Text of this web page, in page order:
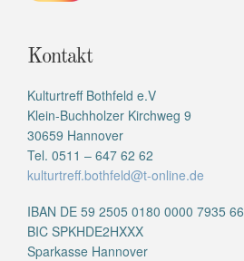
Kontakt
Kulturtreff Bothfeld e.V
Klein-Buchholzer Kirchweg 9
30659 Hannover
Tel. 0511 – 647 62 62
kulturtreff.bothfeld@t-online.de
IBAN DE 59 2505 0180 0000 7935 66
BIC SPKHDE2HXXX
Sparkasse Hannover